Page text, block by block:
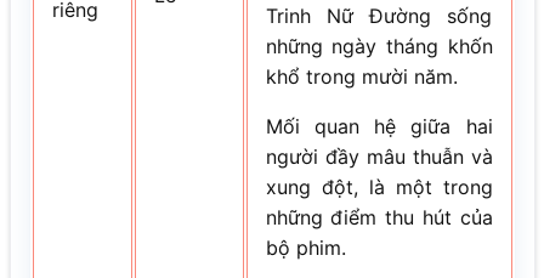
riêng
Trinh Nữ Đường sống
những ngày tháng khốn
khổ trong mười năm.
Mối quan hệ giữa hai
người đầy mâu thuẫn và
xung đột, là một trong
những điểm thu hút của
bộ phim.